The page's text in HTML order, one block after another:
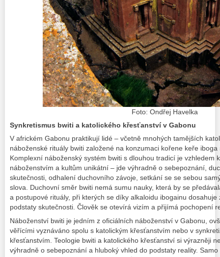
Foto: Ondřej Havelka
Synkretismus bwiti a katolického křesťanství v Gabonu
V africkém Gabonu praktikují lidé – včetně mnohých tamějších
náboženské rituály bwiti založené na konzumaci kořene keře iboga
Komplexní náboženský systém bwiti s dlouhou tradicí je vzhledem
náboženstvím a kultům unikátní – jde výhradně o sebepoznání,
skutečnosti, odhalení duchovního závoje, setkání se se sebou
slova. Duchovní směr bwiti nemá sumu nauky, která by se
a postupové rituály, při kterých se díky alkaloidu ibogainu dosahuje
podstaty skutečnosti. Člověk se otevírá vizím a přijímá pochopení
Náboženství bwiti je jedním z oficiálních náboženství v Gabonu,
věřícími vyznáváno spolu s katolickým křesťanstvím nebo v
křesťanstvím. Teologie bwiti a katolického křesťanství si výrazněji
výhradně o sebepoznání a hluboký vhled do podstaty reality. Samo